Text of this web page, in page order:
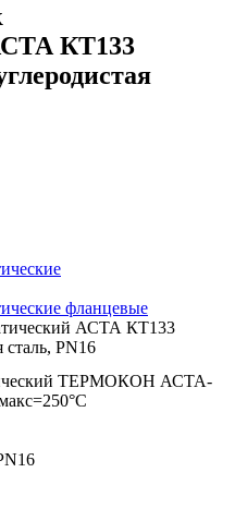
КТ133
фланцевые
АСТА КТ133
сталь, PN16
ТЕРМОКОН АСТА-